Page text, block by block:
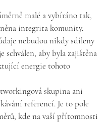
malé a vybíráno tak,
integrita komunity.
nebudou nikdy sdíleny
schválen, aby byla zajištěna
energie tohoto
skupina ani
referencí. Je to pole
kde na vaší přítomnosti